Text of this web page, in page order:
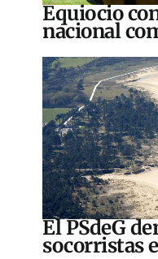
Equiocio
nacional
El PSdeG
socorristas